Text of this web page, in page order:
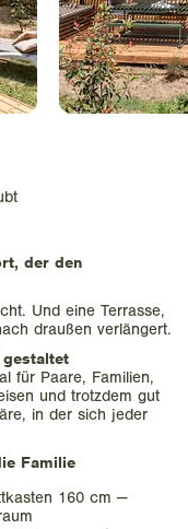
der den
Und eine Terrasse,
draußen verlängert.
gestaltet
für Paare, Familien,
und trotzdem gut
in der sich jeder
Familie
160 cm —